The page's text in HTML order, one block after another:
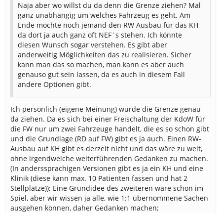
Naja aber wo willst du da denn die Grenze ziehen? Mal
ganz unabhängig um welches Fahrzeug es geht. Am
Ende möchte noch jemand den RW Ausbau für das KH
da dort ja auch ganz oft NEF´s stehen. Ich könnte
diesen Wunsch sogar verstehen. Es gibt aber
anderweitig Möglichkeiten das zu realisieren. Sicher
kann man das so machen, man kann es aber auch
genauso gut sein lassen, da es auch in diesem Fall
andere Optionen gibt.
Ich persönlich (eigene Meinung) würde die Grenze genau
da ziehen. Da es sich bei einer Freischaltung der KdoW für
die FW nur um zwei Fahrzeuge handelt, die es so schon gibt
und die Grundlage (RD auf FW) gibt es ja auch. Einen RW-
Ausbau auf KH gibt es derzeit nicht und das wäre zu weit,
ohne irgendwelche weiterführenden Gedanken zu machen.
(In anderssprachigen Versionen gibt es ja ein KH und eine
Klinik (diese kann max. 10 Patienten fassen und hat 2
Stellplätze)); Eine Grundidee des zweiteren wäre schon im
Spiel, aber wir wissen ja alle, wie 1:1 übernommene Sachen
ausgehen können, daher Gedanken machen;